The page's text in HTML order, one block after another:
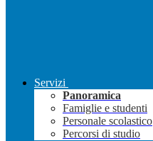
Servizi
Panoramica
Famiglie e studenti
Personale scolastico
Percorsi di studio